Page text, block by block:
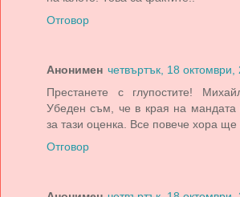
Отговор
Анонимен четвъртък, 18 октомври,
Престанете с глупостите!
Убеден съм, че в края на
за тази оценка. Все повече хора ще
Отговор